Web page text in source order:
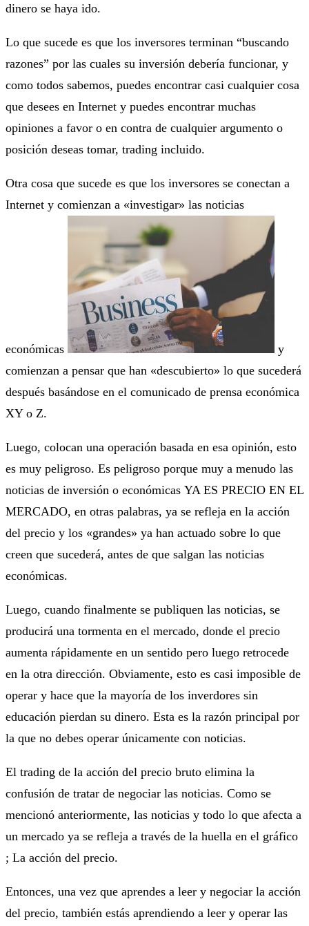
dinero se haya ido.
Lo que sucede es que los inversores terminan “buscando
razones” por las cuales su inversión debería funcionar, y
como todos sabemos, puedes encontrar casi cualquier cosa
que desees en Internet y puedes encontrar muchas
opiniones a favor o en contra de cualquier argumento o
posición deseas tomar, trading incluido.
Otra cosa que sucede es que los inversores se conectan a
Internet y comienzan a «investigar» las noticias
económicas
y
comienzan a pensar que han «descubierto» lo que sucederá
después basándose en el comunicado de prensa económica
XY o Z.
Luego, colocan una operación basada en esa opinión, esto
es muy peligroso. Es peligroso porque muy a menudo las
noticias de inversión o económicas YA ES PRECIO EN EL
MERCADO, en otras palabras, ya se refleja en la acción
del precio y los «grandes» ya han actuado sobre lo que
creen que sucederá, antes de que salgan las noticias
económicas.
Luego, cuando finalmente se publiquen las noticias, se
producirá una tormenta en el mercado, donde el precio
aumenta rápidamente en un sentido pero luego retrocede
en la otra dirección. Obviamente, esto es casi imposible de
operar y hace que la mayoría de los inverdores sin
educación pierdan su dinero. Esta es la razón principal por
la que no debes operar únicamente con noticias.
El trading de la acción del precio bruto elimina la
confusión de tratar de negociar las noticias. Como se
mencionó anteriormente, las noticias y todo lo que afecta a
un mercado ya se refleja a través de la huella en el gráfico
; La acción del precio.
Entonces, una vez que aprendes a leer y negociar la acción
del precio, también estás aprendiendo a leer y operar las